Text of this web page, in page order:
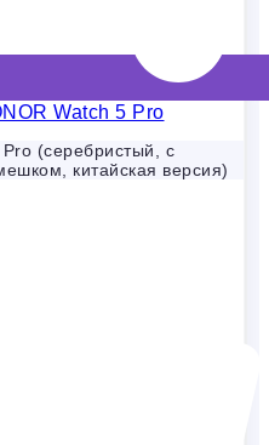
(серебристый, с
китайская версия)